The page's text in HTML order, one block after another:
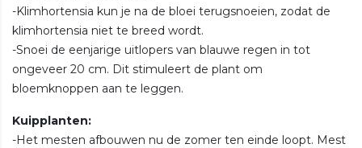
-Klimhortensia kun je na de bloei terugsnoeien, zodat de
klimhortensia niet te breed wordt.
-Snoei de eenjarige uitlopers van blauwe regen in tot
ongeveer 20 cm. Dit stimuleert de plant om
bloemknoppen aan te leggen.
Kuipplanten:
-Het mesten afbouwen nu de zomer ten einde loopt. Mest